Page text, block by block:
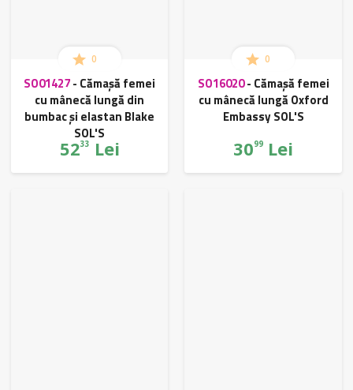
0
SO01427- Cămașă femei
cu mânecă lungă din
bumbac și elastan Blake
SOL'S
5233 Lei
0
SO16020- Cămașă femei
cu mânecă lungă Oxford
Embassy SOL'S
3099 Lei